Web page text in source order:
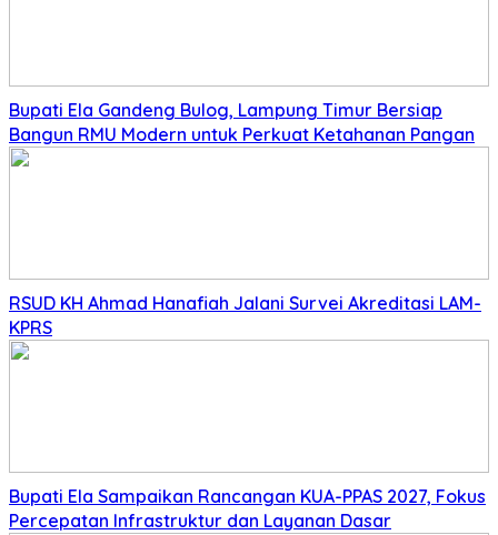
Bupati Ela Gandeng Bulog, Lampung Timur Bersiap
Bangun RMU Modern untuk Perkuat Ketahanan Pangan
RSUD KH Ahmad Hanafiah Jalani Survei Akreditasi LAM-
KPRS
Bupati Ela Sampaikan Rancangan KUA-PPAS 2027, Fokus
Percepatan Infrastruktur dan Layanan Dasar